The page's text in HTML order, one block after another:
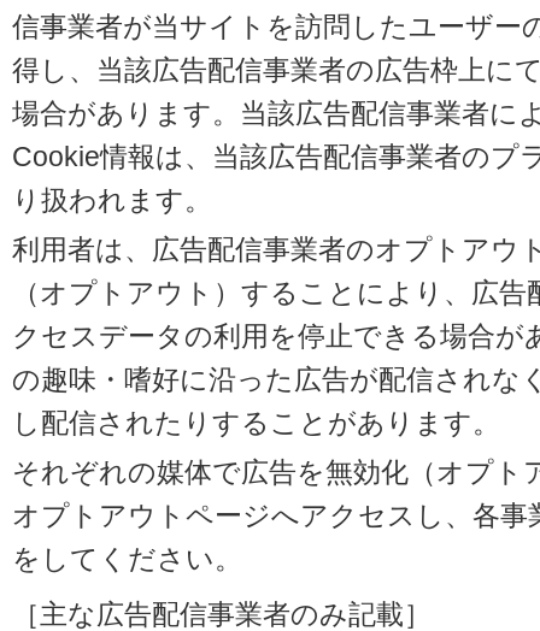
信事業者が当サイトを訪問したユーザー
得し、当該広告配信事業者の広告枠上に
場合があります。当該広告配信事業者に
Cookie情報は、当該広告配信事業者のプ
り扱われます。
利用者は、広告配信事業者のオプトアウ
（オプトアウト）することにより、広
クセスデータの利用を停止できる場合が
の趣味・嗜好に沿った広告が配信されな
し配信されたりすることがあります。
それぞれの媒体で広告を無効化（オプト
オプトアウトページへアクセスし、各
をしてください。
［主な広告配信事業者のみ記載］